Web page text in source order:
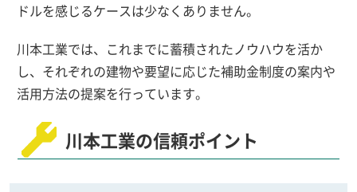
ドルを感じるケースは少なくありません。
川本工業では、これまでに蓄積されたノウハウを活か
し、それぞれの建物や要望に応じた補助金制度の案内や
活用方法の提案を行っています。
川本工業の信頼ポイント